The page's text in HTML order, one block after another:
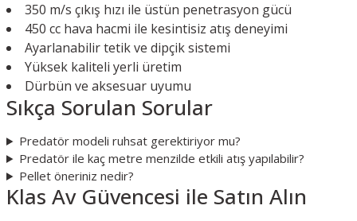
350 m/s çıkış hızı ile üstün penetrasyon gücü
450 cc hava hacmi ile kesintisiz atış deneyimi
Ayarlanabilir tetik ve dipçik sistemi
Yüksek kaliteli yerli üretim
Dürbün ve aksesuar uyumu
Sıkça Sorulan Sorular
Predatör modeli ruhsat gerektiriyor mu?
Predatör ile kaç metre menzilde etkili atış yapılabilir?
Pellet öneriniz nedir?
Klas Av Güvencesi ile Satın Alın